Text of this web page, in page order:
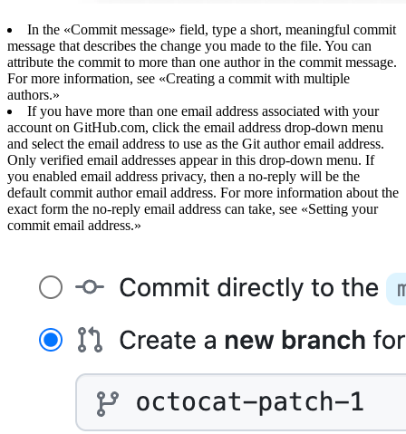
In the «Commit message» field, type a short, meaningful commit
message that describes the change you made to the file. You can
attribute the commit to more than one author in the commit message.
For more information, see «Creating a commit with multiple
authors.»
If you have more than one email address associated with your
account on GitHub.com, click the email address drop-down menu
and select the email address to use as the Git author email address.
Only verified email addresses appear in this drop-down menu. If
you enabled email address privacy, then a no-reply will be the
default commit author email address. For more information about the
exact form the no-reply email address can take, see «Setting your
commit email address.»